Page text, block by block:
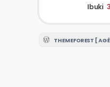
Ibuki
THEMEFOREST [